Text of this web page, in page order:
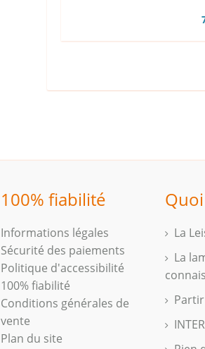
100% fiabilité
Informations légales
Sécurité des paiements
Politique d'accessibilité
100% fiabilité
Conditions générales de
vente
Plan du site
La
La